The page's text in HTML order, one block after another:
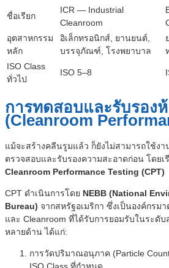
ชื่อเรียก
ICR — Industrial
Cleanroom
อุตสาหกรรม
หลัก
อิเล็กทรอนิกส์, ยานยนต์,
บรรจุภัณฑ์, โรงพยาบาล
ISO Class
ทั่วไป
ISO 5–8
การทดสอบและรับรอง
(Cleanroom
แม้จะสร้างคลีนรูมแล้ว ก็ยังไม่สามารถใช้ง
ตรวจสอบและรับรองความสะอาดก่อน โดยเ
Cleanroom Performance Testing (CPT)
CPT ดำเนินการโดย NEBB (National
Bureau) จากสหรัฐอเมริกา ซึ่งเป็นองค์กรม
และ Cleanroom ที่ได้รับการยอมรับในระดั
หลายด้าน ได้แก่:
การวัดปริมาณอนุภาค (Particle